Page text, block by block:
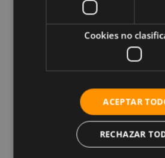
entrenamiento tanto en
invierno, porque de esta
mantenga los
necesarios para su
dificultades para
cuando está empapado:
calor 25 veces más rápido
Cookies no
ACEPTAR
RECHAZAR